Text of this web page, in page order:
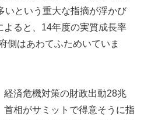
いという重大な指摘が浮かび
よると、14年度の実質成長率
側はあわてふためいていま
経済危機対策の財政出動28兆
首相がサミットで得意そうに指